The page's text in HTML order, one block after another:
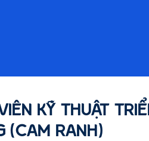
KỸ THUẬT
(CAM RANH)